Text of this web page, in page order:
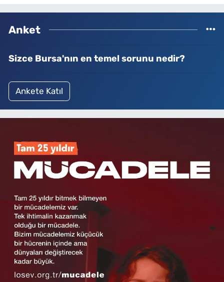
Anket
Sizce Bursa'nın en temel sorunu nedir?
Ankete Katıl